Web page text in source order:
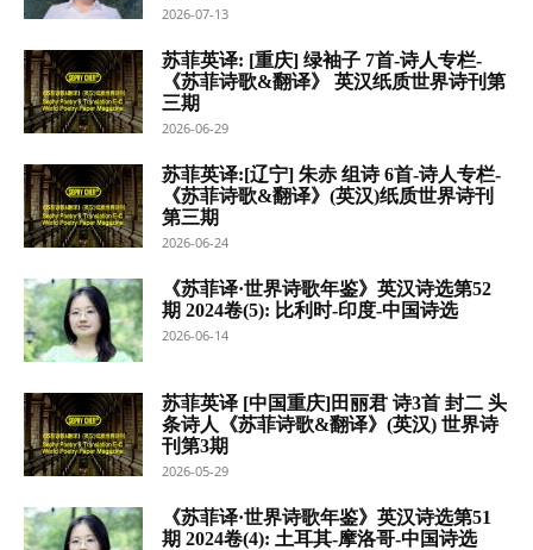
2026-07-13
苏菲英译: [重庆] 绿袖子 7首-诗人专栏-
《苏菲诗歌&翻译》 英汉纸质世界诗刊第
三期
2026-06-29
苏菲英译:[辽宁] 朱赤 组诗 6首-诗人专栏-
《苏菲诗歌&翻译》(英汉)纸质世界诗刊
第三期
2026-06-24
《苏菲译·世界诗歌年鉴》英汉诗选第52
期 2024卷(5): 比利时-印度-中国诗选
2026-06-14
苏菲英译 [中国重庆]田丽君 诗3首 封二 头
条诗人《苏菲诗歌&翻译》(英汉) 世界诗
刊第3期
2026-05-29
《苏菲译·世界诗歌年鉴》英汉诗选第51
期 2024卷(4): 土耳其-摩洛哥-中国诗选